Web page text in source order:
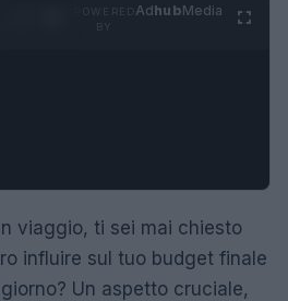
AdhubMedia
viaggio, ti sei mai chiesto
influire sul tuo budget finale
Un aspetto cruciale,